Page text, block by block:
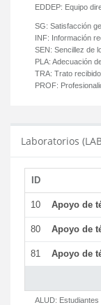
EDDEP: Equipo
SG: Satisfacción
INF: Información
SEN: Sencillez de
PLA: Adecuación
TRA: Trato recibido
PROF:
Laboratorios
ID
10 Apoyo de
80 Apoyo de
81 Apoyo de
ALUD: